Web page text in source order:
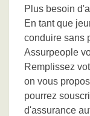
Plus besoin
En tant que
conduire sans
Assurpeople
Remplissez
on vous
pourrez
d'assurance